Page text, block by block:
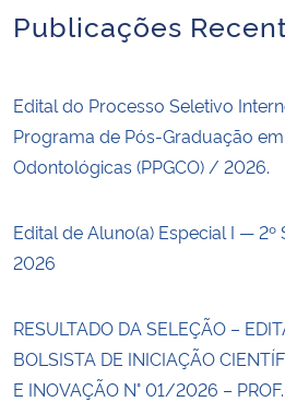
Publicações
Edital do Processo Seletivo
Programa de Pós-Graduação
Odontológicas (PPGCO) / 2026.
Edital de Aluno(a) Especial I —
2026
RESULTADO DA SELEÇÃO –
BOLSISTA DE INICIAÇÃO
E INOVAÇÃO N° 01/2026 –